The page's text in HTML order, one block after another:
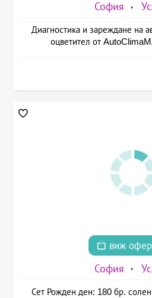
София
Диагностика и зареждане на
оцветител от
виж
София
Сет Рожден ден: 180 бр.